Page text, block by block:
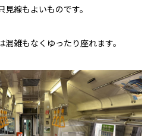
線もよいものです。
雑もなくゆったり座れます。